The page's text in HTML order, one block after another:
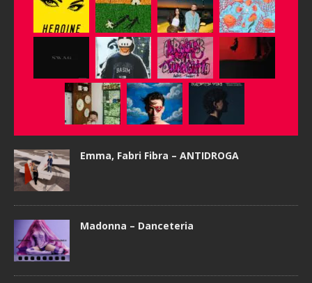
Emma, Fabri Fibra – ANTIDROGA
Madonna – Danceteria